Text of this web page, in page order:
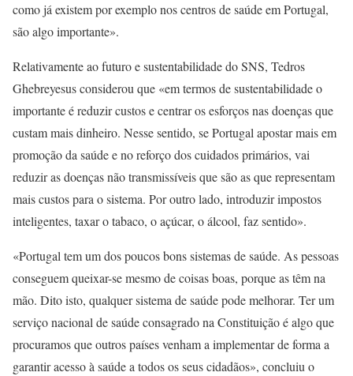
como já existem por exemplo nos centros de saúde em Portugal,
são algo importante».
Relativamente ao futuro e sustentabilidade do SNS, Tedros
Ghebreyesus considerou que «em termos de sustentabilidade o
importante é reduzir custos e centrar os esforços nas doenças que
custam mais dinheiro. Nesse sentido, se Portugal apostar mais em
promoção da saúde e no reforço dos cuidados primários, vai
reduzir as doenças não transmissíveis que são as que representam
mais custos para o sistema. Por outro lado, introduzir impostos
inteligentes, taxar o tabaco, o açúcar, o álcool, faz sentido».
«Portugal tem um dos poucos bons sistemas de saúde. As pessoas
conseguem queixar-se mesmo de coisas boas, porque as têm na
mão. Dito isto, qualquer sistema de saúde pode melhorar. Ter um
serviço nacional de saúde consagrado na Constituição é algo que
procuramos que outros países venham a implementar de forma a
garantir acesso à saúde a todos os seus cidadãos», concluiu o